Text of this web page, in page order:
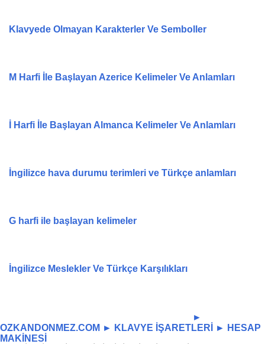
Klavyede Olmayan Karakterler Ve Semboller
M Harfi İle Başlayan Azerice Kelimeler Ve Anlamları
İ Harfi İle Başlayan Almanca Kelimeler Ve Anlamları
İngilizce hava durumu terimleri ve Türkçe anlamları
G harfi ile başlayan kelimeler
İngilizce Meslekler Ve Türkçe Karşılıkları
►
OZKANDONMEZ.COM ► KLAVYE İŞARETLERİ ► HESAP
MAKİNESİ